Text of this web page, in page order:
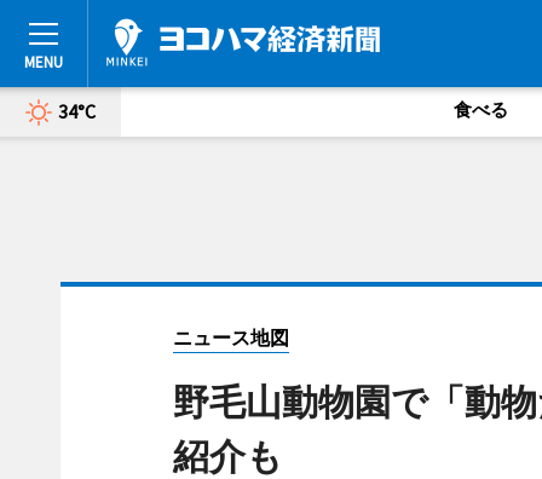
34°C 食べる
ニュース地図
野毛山動物園で「動
紹介も